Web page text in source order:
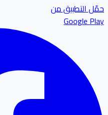
حمّل التطبيق من
Google Play